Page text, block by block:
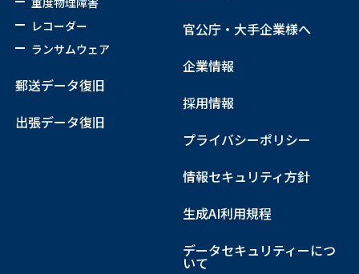
レコーダー
ランサムウェア
郵送データ復旧
出張データ復旧
官公庁・大手企業様へ
企業情報
採用情報
プライバシーポリシー
情報セキュリティ方針
生成AI利用規程
データセキュリティーにつ
いて